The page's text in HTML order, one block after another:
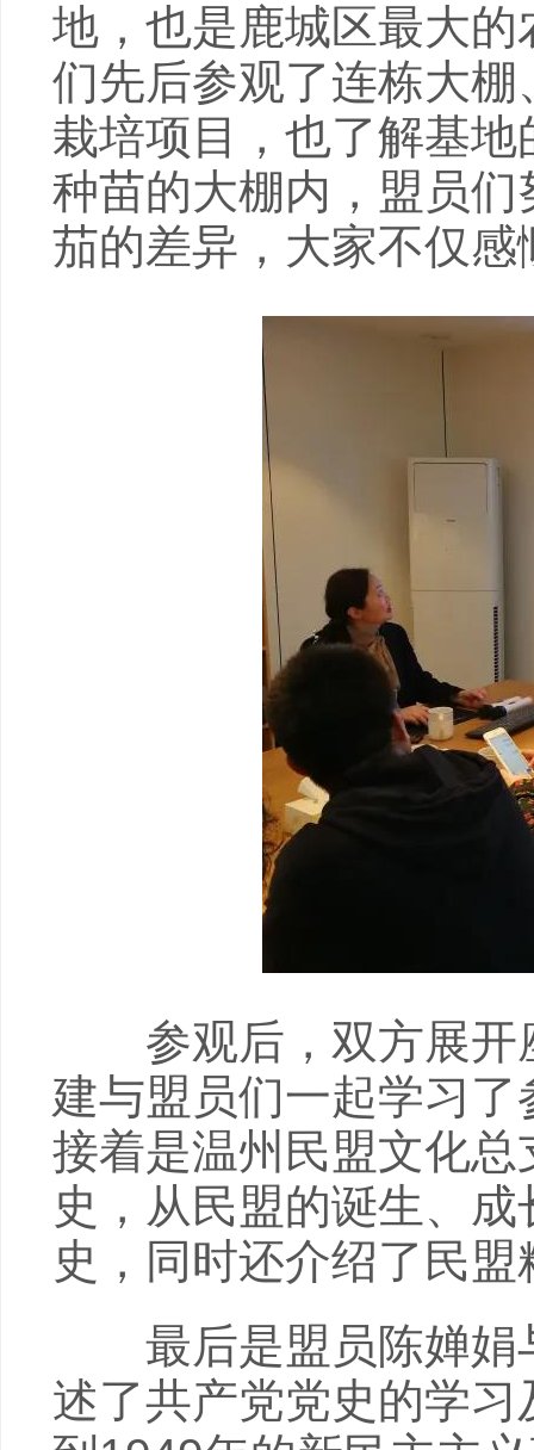
地，也是鹿城区最大
们先后参观了连栋大
栽培项目，也了解基
种苗的大棚内，盟员
茄的差异，大家不仅
参观后，双方展开
建与盟员们一起学习
接着是温州民盟文化
史，从民盟的诞生、
史，同时还介绍了民
最后是盟员陈婵娟
述了共产党党史的学